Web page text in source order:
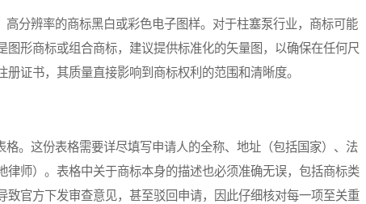
分辨率的商标黑白或彩色电子图样。对于柱塞泵行业，商标可能
形商标或组合商标，建议提供标准化的矢量图，以确保在任何尺
证书，其质量直接影响到商标权利的范围和清晰度。
。这份表格需要详尽填写申请人的全称、地址（包括国家）、法
师）。表格中关于商标本身的描述也必须准确无误，包括商标类
致官方下发审查意见，甚至驳回申请，因此仔细核对每一项至关重